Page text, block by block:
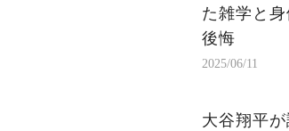
た雑学と
後悔
2025/06/11
大谷翔平